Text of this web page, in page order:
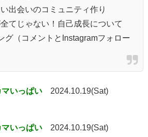
出会いのコミュニティ作り
てじゃない！自己成長について
グ（コメントとInstagramフォロー
いっぱい
2024.10.19(Sat)
いっぱい
2024.10.19(Sat)